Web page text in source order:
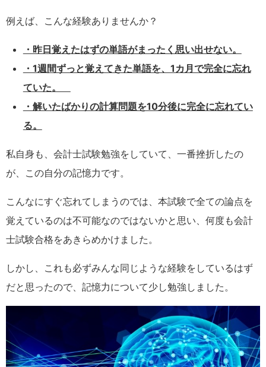
例えば、こんな経験ありませんか？
・昨日覚えたはずの単語がまったく思い出せない。
・1週間ずっと覚えてきた単語を、1カ月で完全に忘れ
ていた。
・解いたばかりの計算問題を10分後に完全に忘れてい
る。
私自身も、会計士試験勉強をしていて、一番挫折したの
が、この自分の記憶力です。
こんなにすぐ忘れてしまうのでは、本試験で全ての論点を
覚えているのは不可能なのではないかと思い、何度も会計
士試験合格をあきらめかけました。
しかし、これも必ずみんな同じような経験をしているはず
だと思ったので、記憶力について少し勉強しました。